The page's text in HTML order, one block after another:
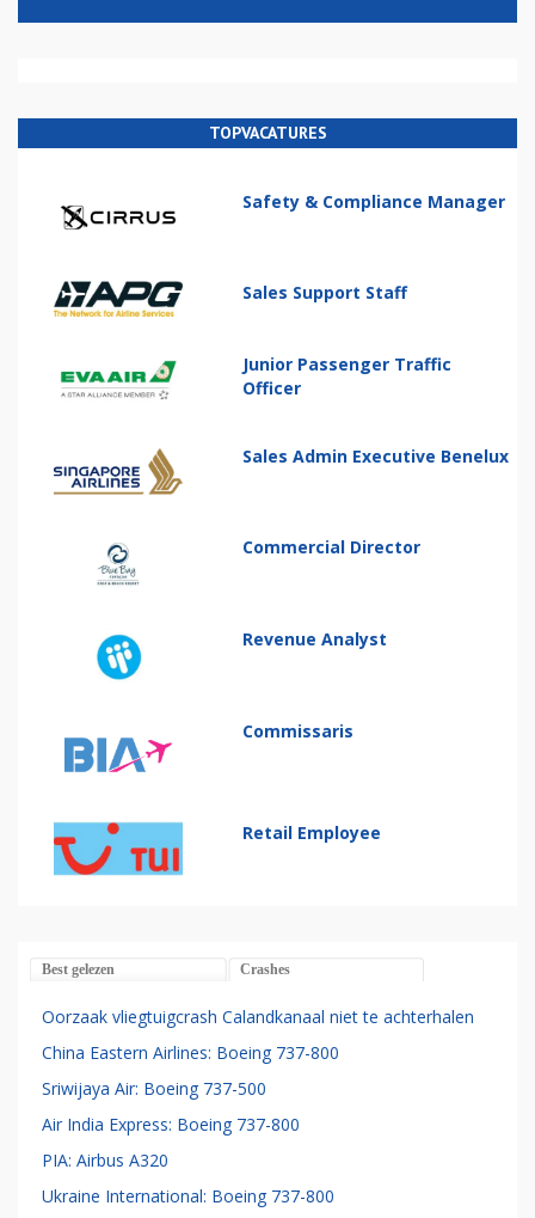
TOPVACATURES
Safety & Compliance Manager
Sales Support Staff
Junior Passenger Traffic
Officer
Sales Admin Executive Benelux
Commercial Director
Revenue Analyst
Commissaris
Retail Employee
Best gelezen Crashes
Oorzaak vliegtuigcrash Calandkanaal niet te achterhalen
China Eastern Airlines: Boeing 737-800
Sriwijaya Air: Boeing 737-500
Air India Express: Boeing 737-800
PIA: Airbus A320
Ukraine International: Boeing 737-800